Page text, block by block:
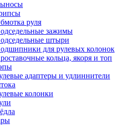
руля
зажимы
штыри
для рулевых колонок
кольца, якоря и топ
адаптеры и удлиннители
колонки